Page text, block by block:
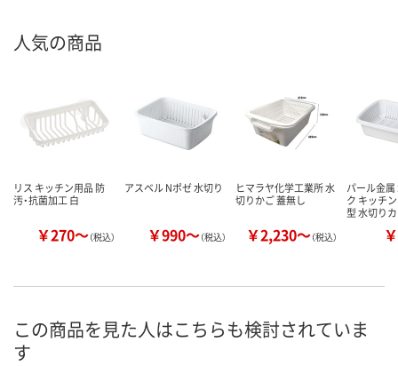
人気の商品
リス キッチン用品 防
汚・抗菌加工 白
￥270～（税込）
アスベル Nポゼ 水切り
￥990～（税込）
ヒマラヤ化学工業所 水
切りかご 蓋無し
￥2,230～（税込）
パール金
ク キッチ
型 水切り
この商品を見た人はこちらも検討されていま
す